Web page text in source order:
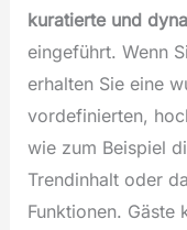
kuratierte und
eingeführt. Wenn
erhalten Sie eine
vordefinierten,
wie zum Beispiel
Trendinhalt oder
Funktionen. Gäste